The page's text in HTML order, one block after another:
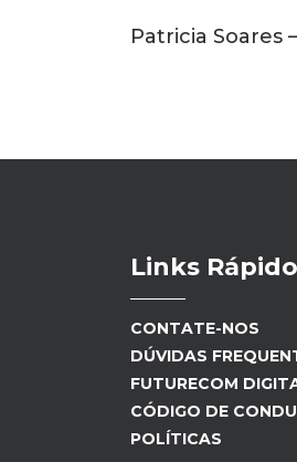
Patricia Soares
Links
CONTATE-NOS
DÚVIDAS
FUTURECOM
CÓDIGO DE
POLÍTICAS